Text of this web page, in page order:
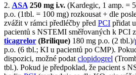
2. ASA 250 mg i.v. (Kardegic, 1 amp. =
p.o. (1tbl. = 100 mg) rozkousat + dle
zvážit v rámci předléčby před PCI přidat
pacientů s NSTEMI směřovaných k PCI
ticagrelor (Brilique) 180 mg p.o. (2 tbl.)/
p.o. (6 tbl.; KI u pacientů po CMP).
dispozici, možné podat clopidogrel
tbl.). Pokud je předpoklad, že pacient s